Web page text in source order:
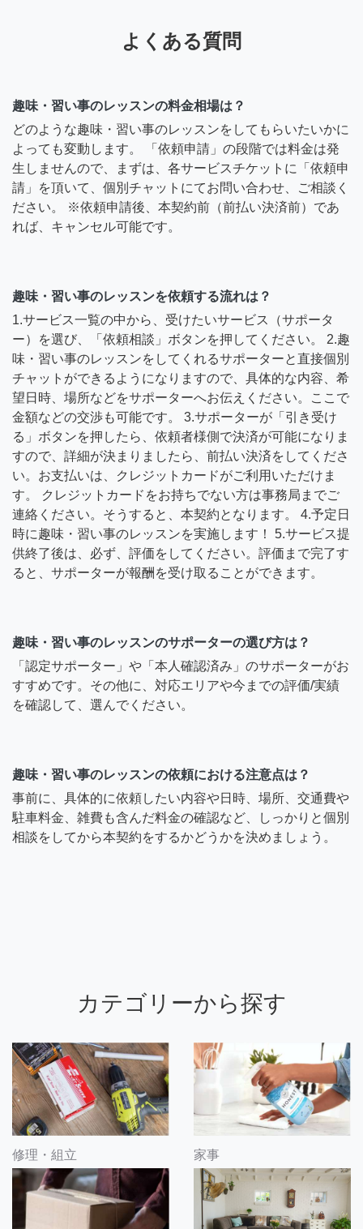
よくある質問
趣味・習い事のレッスンの料金相場は？
どのような趣味・習い事のレッスンをしてもらいたいかに
よっても変動します。 「依頼申請」の段階では料金は発
生しませんので、まずは、各サービスチケットに「依頼申
請」を頂いて、個別チャットにてお問い合わせ、ご相談く
ださい。 ※依頼申請後、本契約前（前払い決済前）であ
れば、キャンセル可能です。
趣味・習い事のレッスンを依頼する流れは？
1.サービス一覧の中から、受けたいサービス（サポータ
ー）を選び、「依頼相談」ボタンを押してください。 2.趣
味・習い事のレッスンをしてくれるサポーターと直接個別
チャットができるようになりますので、具体的な内容、希
望日時、場所などをサポーターへお伝えください。ここで
金額などの交渉も可能です。 3.サポーターが「引き受け
る」ボタンを押したら、依頼者様側で決済が可能になりま
すので、詳細が決まりましたら、前払い決済をしてくださ
い。お支払いは、クレジットカードがご利用いただけま
す。 クレジットカードをお持ちでない方は事務局までご
連絡ください。そうすると、本契約となります。 4.予定日
時に趣味・習い事のレッスンを実施します！ 5.サービス提
供終了後は、必ず、評価をしてください。評価まで完了す
ると、サポーターが報酬を受け取ることができます。
趣味・習い事のレッスンのサポーターの選び方は？
「認定サポーター」や「本人確認済み」のサポーターがお
すすめです。その他に、対応エリアや今までの評価/実績
を確認して、選んでください。
趣味・習い事のレッスンの依頼における注意点は？
事前に、具体的に依頼したい内容や日時、場所、交通費や
駐車料金、雑費も含んだ料金の確認など、しっかりと個別
相談をしてから本契約をするかどうかを決めましょう。
カテゴリーから探す
修理・組立 家事